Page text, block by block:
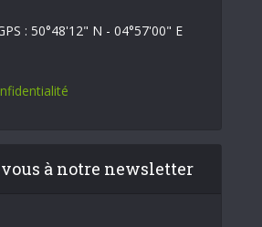
: 50°48'12" N - 04°57'00" E
à notre newsletter